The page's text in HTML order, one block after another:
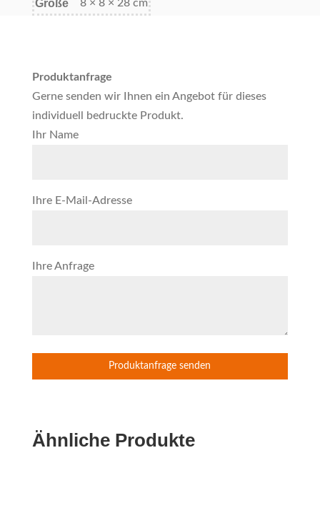
Größe 8 × 8 × 28 cm
Produktanfrage
Gerne senden wir Ihnen ein Angebot für dieses
individuell bedruckte Produkt.
Ihr Name
Ihre E-Mail-Adresse
Ihre Anfrage
Ähnliche Produkte